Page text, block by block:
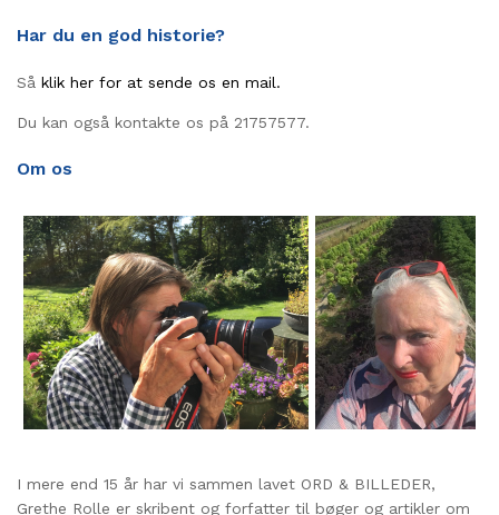
Har du en god historie?
Så klik her for at sende os en mail.
Du kan også kontakte os på 21757577.
Om os
I mere end 15 år har vi sammen lavet ORD & BILLEDER,
Grethe Rolle er skribent og forfatter til bøger og artikler om